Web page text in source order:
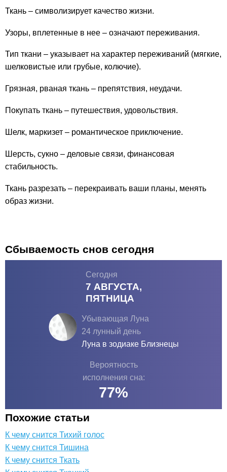
Ткань – символизирует качество жизни.
Узоры, вплетенные в нее – означают переживания.
Тип ткани – указывает на характер переживаний (мягкие,
шелковистые или грубые, колючие).
Грязная, рваная ткань – препятствия, неудачи.
Покупать ткань – путешествия, удовольствия.
Шелк, маркизет – романтическое приключение.
Шерсть, сукно – деловые связи, финансовая
стабильность.
Ткань разрезать – перекраивать ваши планы, менять
образ жизни.
Сбываемость снов сегодня
Сегодня
7 АВГУСТА,
ПЯТНИЦА
Убывающая Луна
24 лунный день
Луна в зодиаке Близнецы
Вероятность
исполнения сна:
77%
Похожие статьи
К чему снится Тихий голос
К чему снится Тишина
К чему снится Ткать